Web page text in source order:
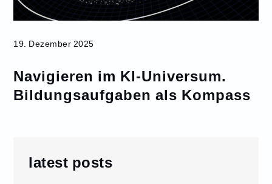
19. Dezember 2025
Navigieren im KI-Universum.
Bildungsaufgaben als Kompass
latest posts